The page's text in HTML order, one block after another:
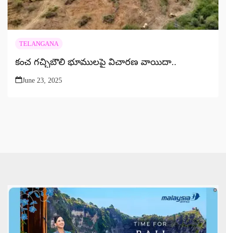
TELANGANA
కంచ గచ్చిబౌలి భూములపై విచారణ వాయిదా..
June 23, 2025